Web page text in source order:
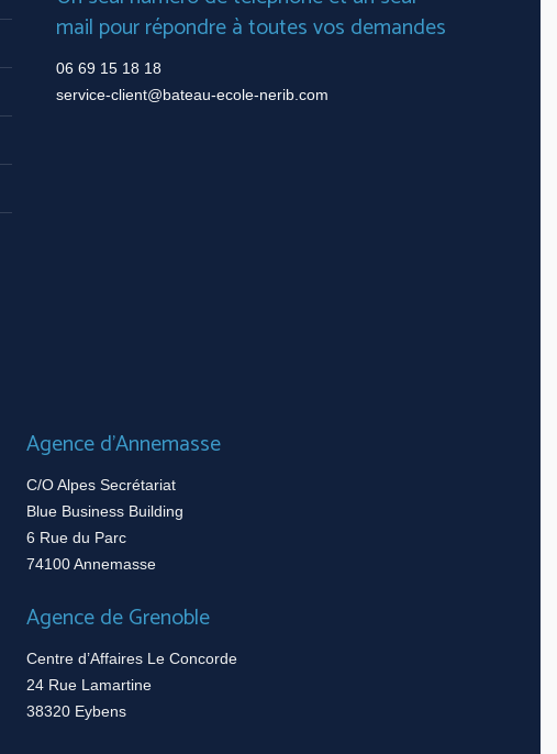
mail pour répondre à toutes vos demandes
06 69 15 18 18
service-client@bateau-ecole-nerib.com
Agence d’Annemasse
C/O Alpes Secrétariat
Blue Business Building
6 Rue du Parc
74100 Annemasse
Agence de Grenoble
Centre d’Affaires Le Concorde
24 Rue Lamartine
38320 Eybens